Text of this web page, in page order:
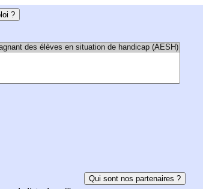
?
Qui sont nos partenaires ?